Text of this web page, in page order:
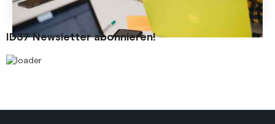
ID37 Newsletter abonnieren!